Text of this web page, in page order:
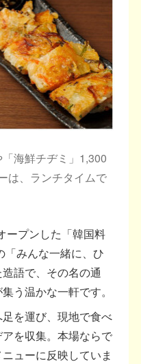
「海鮮チヂミ」1,300
は、ランチタイムで
ープンした「韓国料
「みんな一緒に、ひ
語で、その名の通
う温かな一軒です。
を運び、現地で食べ
を収集。本場ならで
ューに反映していま